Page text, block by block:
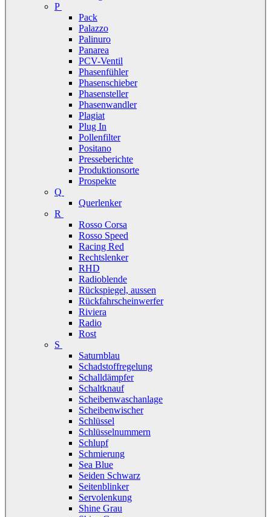
P
Pack
Palazzo
Palinuro
Panarea
PCV-Ventil
Phasenfühler
Phasenschieber
Phasensteller
Phasenwandler
Plagiat
Plug In
Pollenfilter
Positano
Presseberichte
Produktionsorte
Prospekte
Q
Querlenker
R
Rosso Corsa
Rosso Speed
Racing Red
Rechtslenker
RHD
Radioblende
Rückspiegel, aussen
Rückfahrscheinwerfer
Riviera
Radio
Rost
S
Saturnblau
Schadstoffregelung
Schalldämpfer
Schaltknauf
Scheibenwaschanlage
Scheibenwischer
Schlüssel
Schlüsselnummern
Schlupf
Schmierung
Sea Blue
Seiden Schwarz
Seitenblinker
Servolenkung
Shine Grau